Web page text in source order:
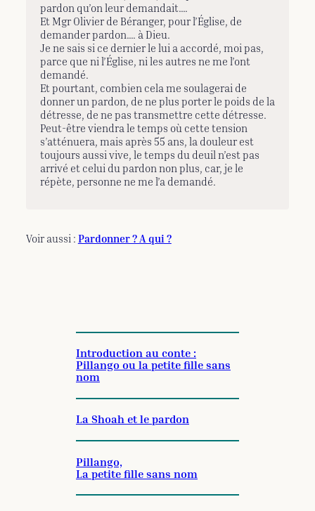
pardon qu’on leur demandait….
Et Mgr Olivier de Béranger, pour l’Église, de
demander pardon…. à Dieu.
Je ne sais si ce dernier le lui a accordé, moi pas,
parce que ni l’Église, ni les autres ne me l’ont
demandé.
Et pourtant, combien cela me soulagerai de
donner un pardon, de ne plus porter le poids de la
détresse, de ne pas transmettre cette détresse.
Peut-être viendra le temps où cette tension
s’atténuera, mais après 55 ans, la douleur est
toujours aussi vive, le temps du deuil n’est pas
arrivé et celui du pardon non plus, car, je le
répète, personne ne me l’a demandé.
Voir aussi : Pardonner ? A qui ?
Introduction au conte :
Pillango ou la petite fille sans
nom
La Shoah et le pardon
Pillango,
La petite fille sans nom